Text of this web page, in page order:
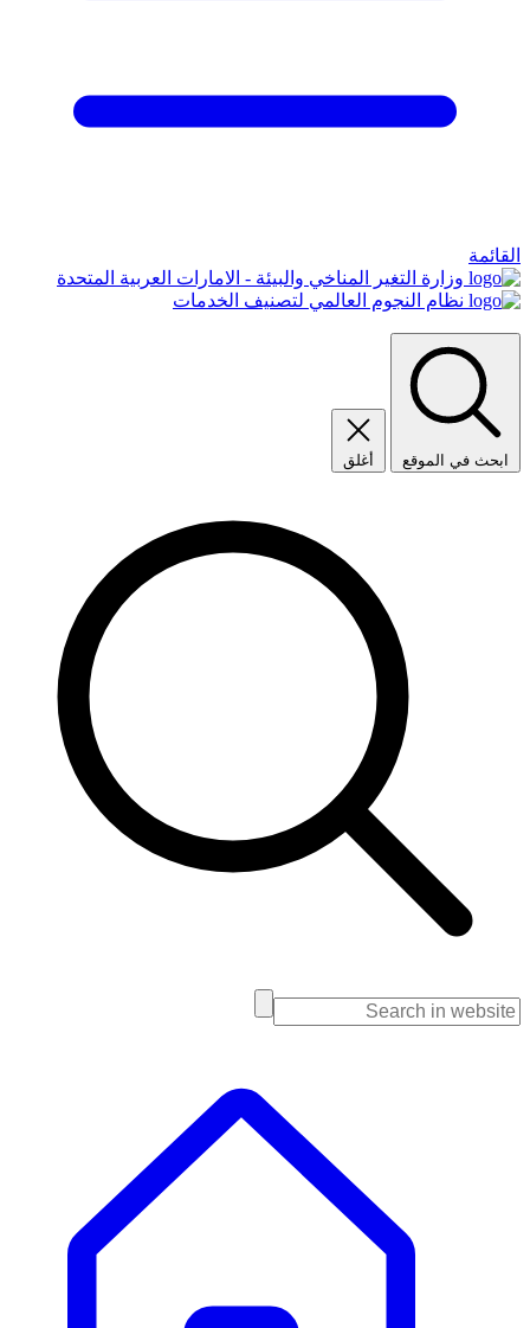
القائمة
وزارة التغير المناخي والبيئة - الامارات العربية المتحدة
نظام النجوم العالمي لتصنيف الخدمات
ابحث في الموقع أغلق